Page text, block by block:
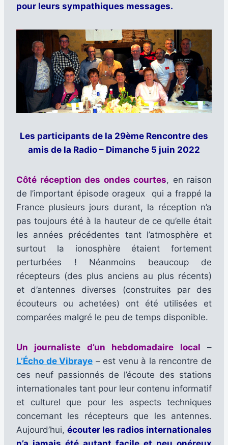
pour leurs sympathiques messages.
Les participants de la 29ème Rencontre des
amis de la Radio – Dimanche 5 juin 2022
Côté réception des ondes courtes, en raison
de l’important épisode orageux qui a frappé la
France plusieurs jours durant, la réception n’a
pas toujours été à la hauteur de ce qu’elle était
les années précédentes tant l’atmosphère et
surtout la ionosphère étaient fortement
perturbées ! Néanmoins beaucoup de
récepteurs (des plus anciens au plus récents)
et d’antennes diverses (construites par des
écouteurs ou achetées) ont été utilisées et
comparées malgré le peu de temps disponible.
Un journaliste d’un hebdomadaire local –
L’Écho de Vibraye – est venu à la rencontre de
ces neuf passionnés de l’écoute des stations
internationales tant pour leur contenu informatif
et culturel que pour les aspects techniques
concernant les récepteurs que les antennes.
Aujourd’hui, écouter les radios internationales